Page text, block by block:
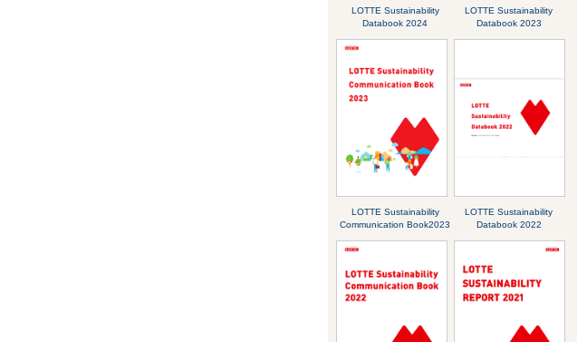
LOTTE Sustainability
Databook 2024
LOTTE Sustainability
Databook 2023
LOTTE Sustainability
Communication Book2023
LOTTE Sustainability
Databook 2022